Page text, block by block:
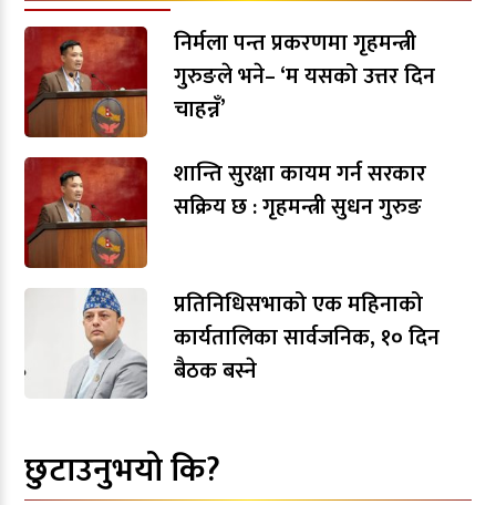
निर्मला पन्त प्रकरणमा गृहमन्त्री
गुरुङले भने– ‘म यसको उत्तर दिन
चाहन्नँ’
शान्ति सुरक्षा कायम गर्न सरकार
सक्रिय छ : गृहमन्त्री सुधन गुरुङ
प्रतिनिधिसभाको एक महिनाको
कार्यतालिका सार्वजनिक, १० दिन
बैठक बस्ने
छुटाउनुभयो कि?